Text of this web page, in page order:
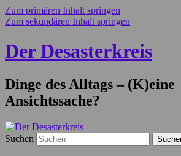
Zum primären Inhalt springen
Zum sekundären Inhalt springen
Der Desasterkreis
Dinge des Alltags – (K)eine
Ansichtssache?
Suchen